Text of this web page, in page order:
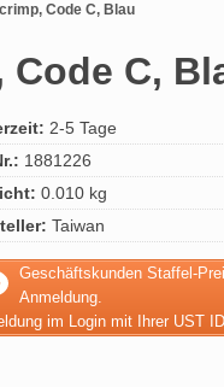
Code C, Blau
Code C,
2-5 Tage
1881226
0.010 kg
Taiwan
Geschäftskunden Staffel-
Anmeldung.
im Login mit Ihrer UST